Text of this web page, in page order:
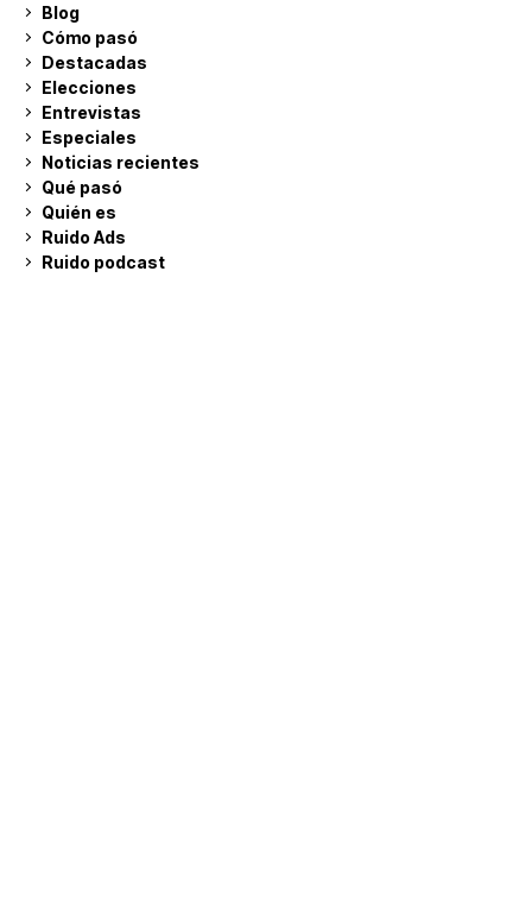
Blog
Cómo pasó
Destacadas
Elecciones
Entrevistas
Especiales
Noticias recientes
Qué pasó
Quién es
Ruido Ads
Ruido podcast